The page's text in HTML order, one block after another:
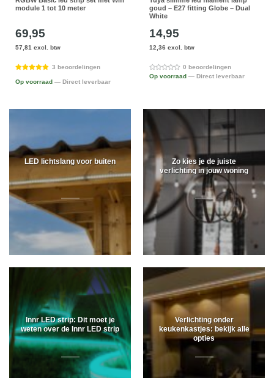
module 1 tot 10 meter
69,95
57,81 excl. btw
3 beoordelingen
Op voorraad — Direct leverbaar
goud – E27 fitting Globe – Dual
White
14,95
12,36 excl. btw
0 beoordelingen
Op voorraad — Direct leverbaar
LED lichtslang voor buiten
Zo kies je de juiste
verlichting in jouw woning
Innr LED strip: Dit moet je
weten over de Innr LED strip
Verlichting onder
keukenkastjes: bekijk alle
opties